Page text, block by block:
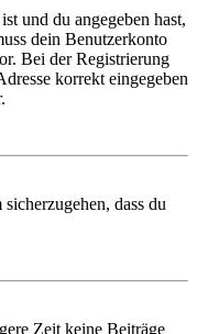
und du angegeben hast,
dein Benutzerkonto
Bei der Registrierung
korrekt eingegeben
dass du
Zeit keine Beiträge